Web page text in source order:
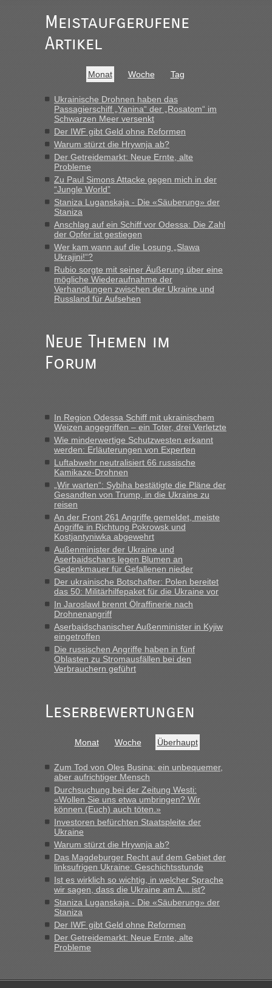
gab es keine Probleme“
inRecht, Visa und Dokumente • Re: Seit Anfang
fast 11 Milliarden aufgedeckt
Alleinreisende Männer stehen schließlich immer unter
inRecht, Visa und Dokumente • Re: Seit Anfang des
Jahres haben die Zollbeamten Verstöße im Wert von fast 11
Milliarden aufgedeckt
„Kein Zoll. Du musst an sich nur sagen dass das privat ist
und du nicht damit handeln willst. So lange das nicht
Originalverpackt ist und ersichlich das nicht neu sollte es
keine Probleme geben“
Recht, Visa und Dokumente • Deklaration
gebrauchter Kleidung beim Zoll
„Hallo Leute, ich weiß nicht, ob ich hier richtig bin mit meiner
Anfrage. Ich möchte 4 Umzugskartons mit gebrauchter
Straßen Kleidung bei der Einreise in die Ukraine
mitnehmen. Es ist gebrauchte Kleidung...“
Grenzübergang zwischen Polen und der Ukraine geht es am
schnellsten?
„Wir sind mit unserem Wohnmobil, wie geplant am Montag
inBerichte und Reisetipps • Re: An welchem
Grenzübergang zwischen Polen und der Ukraine geht es am
schnellsten?
„Gestern 6 Stunden warten vor der Grenze Richtung Polen
in Krakowez mit dem Kleinbus. Abfertigung ging dann
schnell da auch Passagiere mit EU-Pass dabei waren“
Bernd D-UAinBerichte und Reisetipps • Re: An welchem
Grenzübergang zwischen Polen und der Ukraine geht es am
schnellsten?
„Bin am Montag 15.6.26 um 8 Uhr in Urgyniw ausgereist,
das erste Mal an einem Montagmorgen ca. 15 Fahrzeuge
vor mir, bin sonst der Erste oder Zweite, egal, nach ca 20
Minuten wurde dann die nächste Welle...“
Berichte und Reisetipps • Re: An welchem
Grenzübergang zwischen Polen und der Ukraine geht es am
schnellsten?
„Derzeit, ist es überall sehr voll an den Grenzen Ukraine/
Polen. Zb. Krakovets 100 PKW ca. 10 h Wartezeit. Wollen
Montag rüber, versuchen es sehr früh.“
Meistaufgerufene
Artikel
Monat Woche Tag
Ukrainische Drohnen haben das
Passagierschiff „Yanina“ der „Rosatom“ im
Schwarzen Meer versenkt
Der IWF gibt Geld ohne Reformen
Warum stürzt die Hrywnja ab?
Der Getreidemarkt: Neue Ernte, alte
Probleme
Zu Paul Simons Attacke gegen mich in der
“Jungle World”
Staniza Luganskaja - Die «Säuberung» der
Staniza
Anschlag auf ein Schiff vor Odessa: Die Zahl
der Opfer ist gestiegen
Wer kam wann auf die Losung „Slawa
Ukrajini!“?
Rubio sorgte mit seiner Äußerung über eine
mögliche Wiederaufnahme der
Verhandlungen zwischen der Ukraine und
Russland für Aufsehen
Neue Themen im
Forum
In Region Odessa Schiff mit ukrainischem
Weizen angegriffen – ein Toter, drei Verletzte
Wie minderwertige Schutzwesten erkannt
werden: Erläuterungen von Experten
Luftabwehr neutralisiert 66 russische
Kamikaze-Drohnen
„Wir warten“: Sybiha bestätigte die Pläne der
Gesandten von Trump, in die Ukraine zu
reisen
An der Front 261 Angriffe gemeldet, meiste
Angriffe in Richtung Pokrowsk und
Kostjantyniwka abgewehrt
Außenminister der Ukraine und
Aserbaidschans legen Blumen an
Gedenkmauer für Gefallenen nieder
Der ukrainische Botschafter: Polen bereitet
das 50: Militärhilfepaket für die Ukraine vor
In Jaroslawl brennt Ölraffinerie nach
Drohnenangriff
Aserbaidschanischer Außenminister in Kyjiw
eingetroffen
Die russischen Angriffe haben in fünf
Oblasten zu Stromausfällen bei den
Verbrauchern geführt
Leserbewertungen
Monat Woche Überhaupt
Zum Tod von Oles Busina: ein unbequemer,
aber aufrichtiger Mensch
Durchsuchung bei der Zeitung Westi:
«Wollen Sie uns etwa umbringen? Wir
können (Euch) auch töten.»
Investoren befürchten Staatspleite der
Ukraine
Warum stürzt die Hrywnja ab?
Das Magdeburger Recht auf dem Gebiet der
linksufrigen Ukraine: Geschichtsstunde
Ist es wirklich so wichtig, in welcher Sprache
wir sagen, dass die Ukraine am A... ist?
Staniza Luganskaja - Die «Säuberung» der
Staniza
Der IWF gibt Geld ohne Reformen
Der Getreidemarkt: Neue Ernte, alte
Probleme